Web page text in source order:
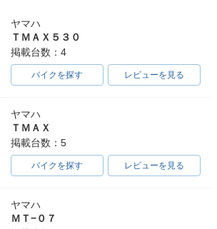
ヤマハ
ＴＭＡＸ５３０
掲載台数：4
バイクを探す レビューを見る
ヤマハ
ＴＭＡＸ
掲載台数：5
バイクを探す レビューを見る
ヤマハ
ＭＴ−０７